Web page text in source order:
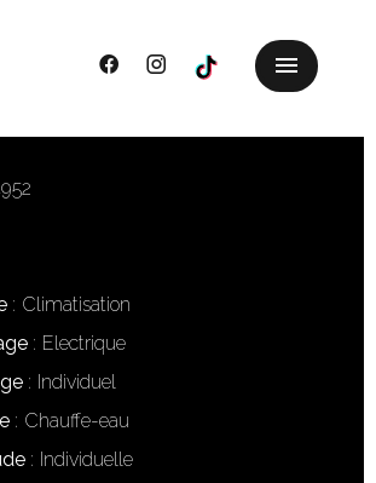
Climatisation
Electrique
Individuel
Chauffe-eau
Individuelle